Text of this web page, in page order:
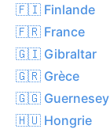
🇫🇮 Finlande
🇫🇷 France
🇬🇮 Gibraltar
🇬🇷 Grèce
🇬🇬 Guernesey
🇭🇺 Hongrie